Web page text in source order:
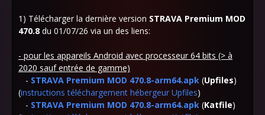
1) Télécharger la dernière version STRAVA Premium MOD
470.8 du 01/07/26 via un des liens:
- pour les appareils Android avec processeur 64 bits (> à
2020 sauf entrée de gamme)
- STRAVA Premium MOD 470.8-arm64.apk (Upfiles)
(instructions téléchargement hébergeur Upfiles)
- STRAVA Premium MOD 470.8-arm64.apk (Katfile)